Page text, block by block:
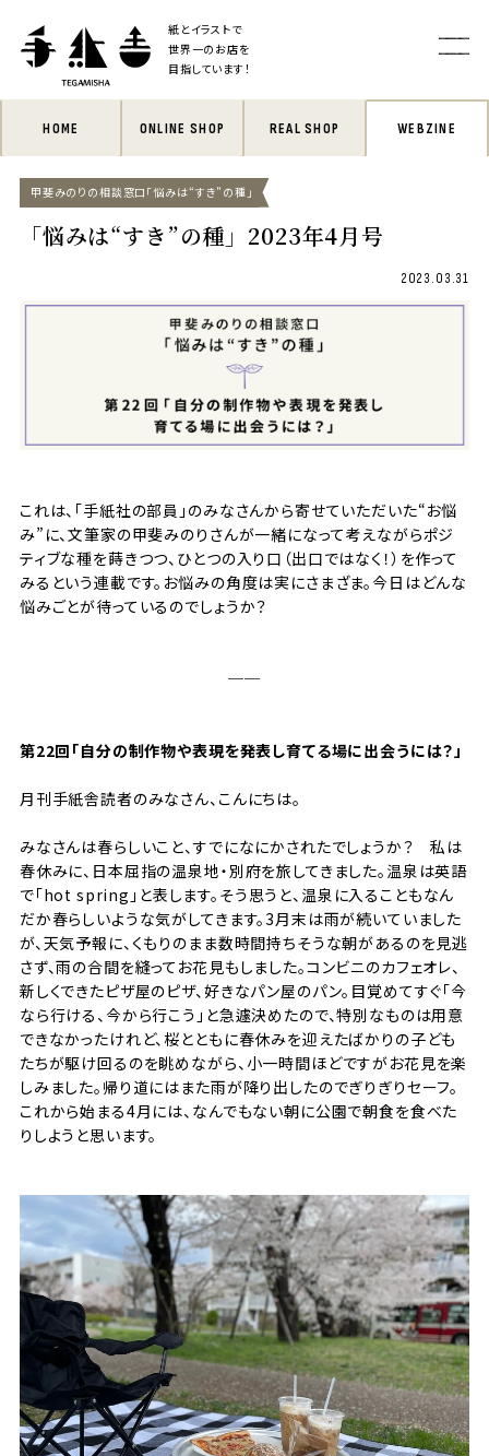
紙とイラストで
世界一のお店を
目指しています！
HOME ONLINE SHOP REAL SHOP WEBZINE
甲斐みのりの相談窓口「悩みは“すき”の種」
「悩みは“すき”の種」2023年4月号
2023.03.31
これは、「手紙社の部員」のみなさんから寄せていただいた“お悩
み”に、文筆家の甲斐みのりさんが一緒になって考えながらポジ
ティブな種を蒔きつつ、ひとつの入り口（出口ではなく！）を作って
みるという連載です。お悩みの角度は実にさまざま。今日はどんな
悩みごとが待っているのでしょうか？
──
第22回「自分の制作物や表現を発表し育てる場に出会うには？」
月刊手紙舎読者のみなさん、こんにちは。
みなさんは春らしいこと、すでになにかされたでしょうか？ 私は
春休みに、日本屈指の温泉地・別府を旅してきました。温泉は英語
で「hot spring」と表します。そう思うと、温泉に入ることもなん
だか春らしいような気がしてきます。3月末は雨が続いていました
が、天気予報に、くもりのまま数時間持ちそうな朝があるのを見逃
さず、雨の合間を縫ってお花見もしました。コンビニのカフェオレ、
新しくできたピザ屋のピザ、好きなパン屋のパン。目覚めてすぐ「今
なら行ける、今から行こう」と急遽決めたので、特別なものは用意
できなかったけれど、桜とともに春休みを迎えたばかりの子ども
たちが駆け回るのを眺めながら、小一時間ほどですがお花見を楽
しみました。帰り道にはまた雨が降り出したのでぎりぎりセーフ。
これから始まる4月には、なんでもない朝に公園で朝食を食べた
りしようと思います。